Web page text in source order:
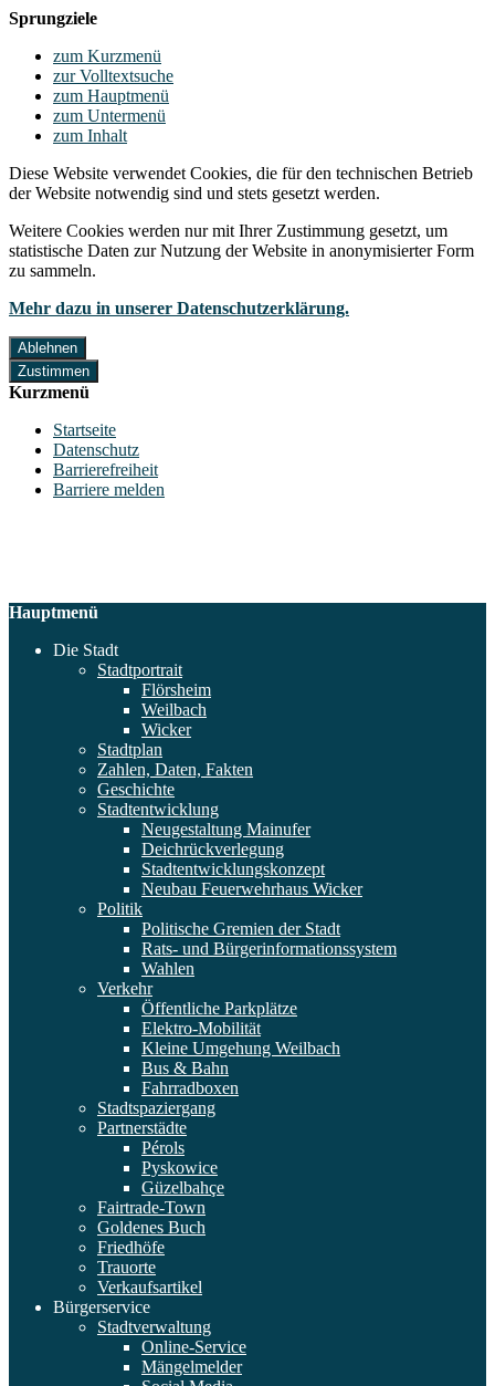
Sprungziele
zum Kurzmenü
zur Volltextsuche
zum Hauptmenü
zum Untermenü
zum Inhalt
Diese Website verwendet Cookies, die für den technischen Betrieb
der Website notwendig sind und stets gesetzt werden.
Weitere Cookies werden nur mit Ihrer Zustimmung gesetzt, um
statistische Daten zur Nutzung der Website in anonymisierter Form
zu sammeln.
Mehr dazu in unserer Datenschutzerklärung.
Ablehnen
Zustimmen
Kurzmenü
Startseite
Datenschutz
Barrierefreiheit
Barriere melden
Hauptmenü
Die Stadt
Stadtportrait
Flörsheim
Weilbach
Wicker
Stadtplan
Zahlen, Daten, Fakten
Geschichte
Stadtentwicklung
Neugestaltung Mainufer
Deichrückverlegung
Stadtentwicklungskonzept
Neubau Feuerwehrhaus Wicker
Politik
Politische Gremien der Stadt
Rats- und Bürgerinformationssystem
Wahlen
Verkehr
Öffentliche Parkplätze
Elektro-Mobilität
Kleine Umgehung Weilbach
Bus & Bahn
Fahrradboxen
Stadtspaziergang
Partnerstädte
Pérols
Pyskowice
Güzelbahçe
Fairtrade-Town
Goldenes Buch
Friedhöfe
Trauorte
Verkaufsartikel
Bürgerservice
Stadtverwaltung
Online-Service
Mängelmelder